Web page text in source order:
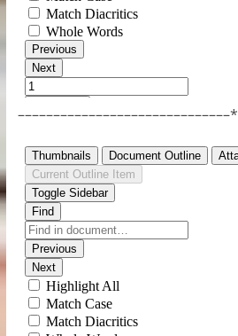
––––––––––––––––––––––––––––––*